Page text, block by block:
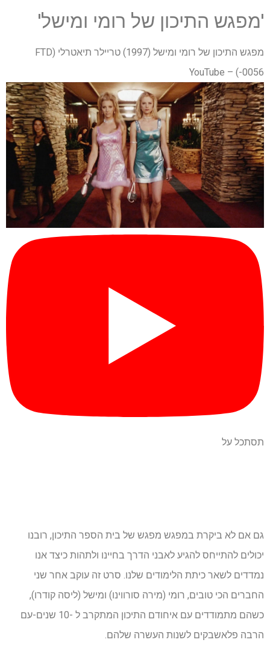
'מפגש התיכון של רומי ומישל'
מפגש התיכון של רומי ומישל (1997) טריילר תיאטרלי (FTD
-0056) – YouTube
תסתכל על
גם אם לא ביקרת במפגש מפגש של בית הספר התיכון, רובנו
יכולים להתייחס להגיע לאבני הדרך בחיינו ולתהות כיצד אנו
נמדדים לשאר כיתת הלימודים שלנו. סרט זה עוקב אחר שני
החברים הכי טובים, רומי (מירה סורווינו) ומישל (ליסה קודרו),
כשהם מתמודדים עם איחודם התיכון המתקרב ל -10 שנים-עם
הרבה פלאשבקים לשנות העשרה שלהם.